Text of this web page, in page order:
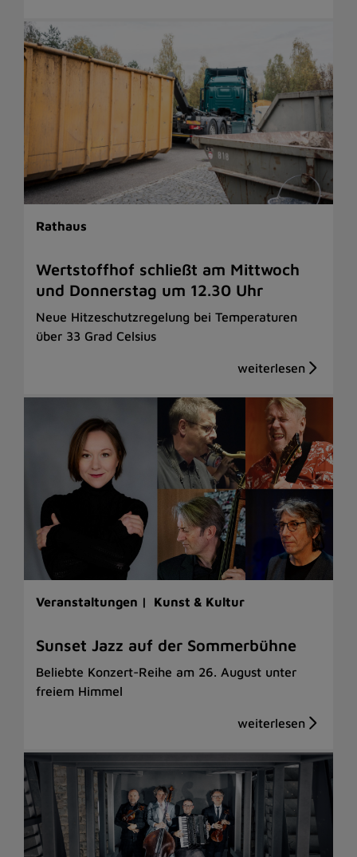
Rathaus
Wertstoffhof schließt am Mittwoch
und Donnerstag um 12.30 Uhr
Neue Hitzeschutzregelung bei Temperaturen
über 33 Grad Celsius
Veranstaltungen | Kunst & Kultur
Sunset Jazz auf der Sommerbühne
Beliebte Konzert-Reihe am 26. August unter
freiem Himmel